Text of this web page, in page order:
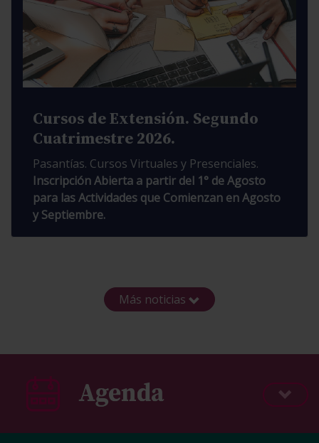
Cursos de Extensión. Segundo
Cuatrimestre 2026.
Pasantías. Cursos Virtuales y Presenciales.
Inscripción Abierta a partir del 1° de Agosto
para las Actividades que Comienzan en Agosto
y Septiembre.
Más noticias